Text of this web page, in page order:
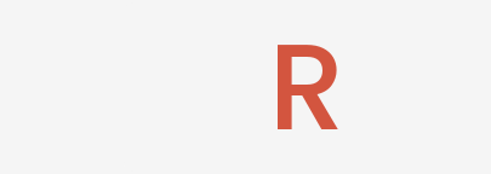
R